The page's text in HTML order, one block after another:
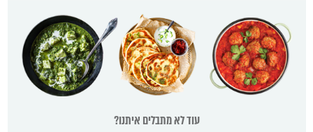
עוד לא מתבלים איתנו?